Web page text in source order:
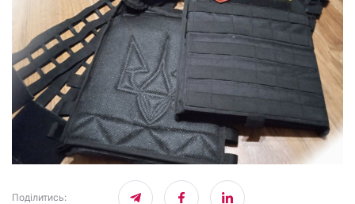
Поділитись: